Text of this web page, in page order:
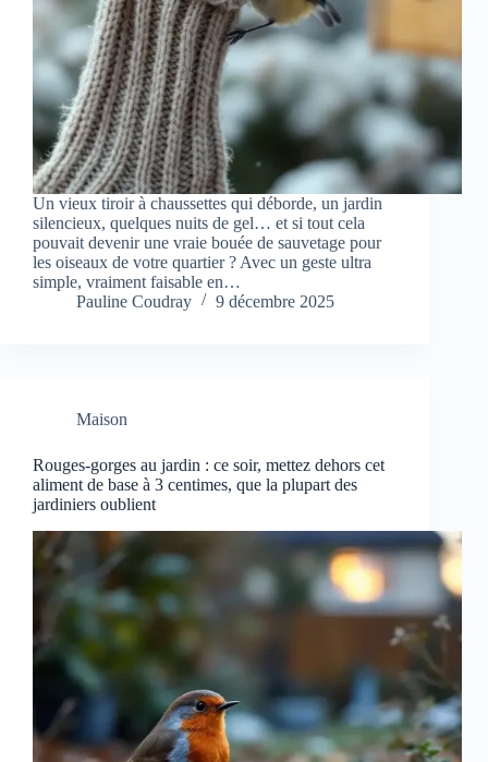
Un vieux tiroir à chaussettes qui déborde, un jardin
silencieux, quelques nuits de gel… et si tout cela
pouvait devenir une vraie bouée de sauvetage pour
les oiseaux de votre quartier ? Avec un geste ultra
simple, vraiment faisable en…
Pauline Coudray
9 décembre 2025
Maison
Rouges-gorges au jardin : ce soir, mettez dehors cet
aliment de base à 3 centimes, que la plupart des
jardiniers oublient